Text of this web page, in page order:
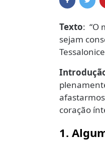
Texto: “O
sejam
coração
1.